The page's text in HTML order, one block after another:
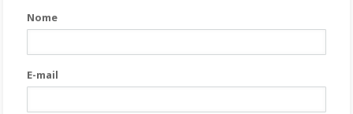
Nome
E-mail